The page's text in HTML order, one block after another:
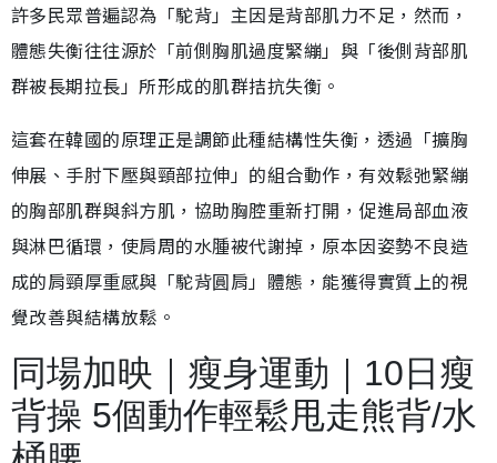
許多民眾普遍認為「駝背」主因是背部肌力不足，然而，
體態失衡往往源於「前側胸肌過度緊繃」與「後側背部肌
群被長期拉長」所形成的肌群拮抗失衡。
這套在韓國的原理正是調節此種結構性失衡，透過「擴胸
伸展、手肘下壓與頸部拉伸」的組合動作，有效鬆弛緊繃
的胸部肌群與斜方肌，協助胸腔重新打開，促進局部血液
與淋巴循環，使肩周的水腫被代謝掉，原本因姿勢不良造
成的肩頸厚重感與「駝背圓肩」體態，能獲得實質上的視
覺改善與結構放鬆。
同場加映｜瘦身運動｜10日瘦
背操 5個動作輕鬆甩走熊背/水